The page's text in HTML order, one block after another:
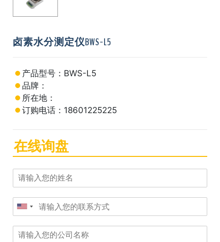
卤素水分测定仪BWS-L5
产品型号：BWS-L5
品牌：
所在地：
订购电话：18601225225
在线询盘